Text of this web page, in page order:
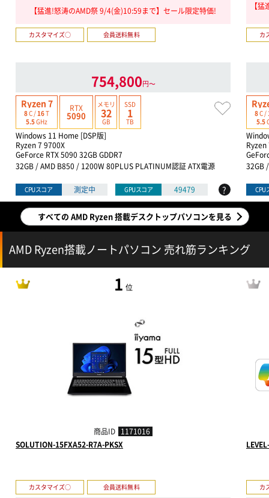
【猛進!怒涛のAMD祭 9/4(金)10:59まで】セール限定特価!
カスタマイズ○ 会員送料無料
754,800円〜
Ryzen 7
8C /16T
5.5GHz
RTX
5090
メモリ
32
GB
SSD
1
TB
Windows 11 Home [DSP版]
Ryzen 7 9700X
GeForce RTX 5090 32GB GDDR7
32GB / AMD B850 / 1200W 80PLUS PLATINUM認証 ATX電源
CPUスコア 測定中 GPUスコア 49479 ?
【
カ
8C /
5.5
32GB
CPU
すべての AMD Ryzen 搭載デスクトップパソコンを見る
AMD Ryzen搭載ノートパソコン 売れ筋ランキング
1 位
商品ID 1171016
SOLUTION-15FXA52-R7A-PKSX
カスタマイズ○ 会員送料無料 カ